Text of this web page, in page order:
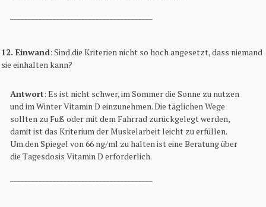
12. Einwand: Sind die Kriterien nicht so hoch angesetzt, dass niemand
sie einhalten kann?
Antwort: Es ist nicht schwer, im Sommer die Sonne zu nutzen
und im Winter Vitamin D einzunehmen. Die täglichen Wege
sollten zu Fuß oder mit dem Fahrrad zurückgelegt werden,
damit ist das Kriterium der Muskelarbeit leicht zu erfüllen.
Um den Spiegel von 66 ng/ml zu halten ist eine Beratung über
die Tagesdosis Vitamin D erforderlich.